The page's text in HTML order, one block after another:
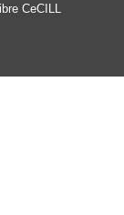
CeCILL